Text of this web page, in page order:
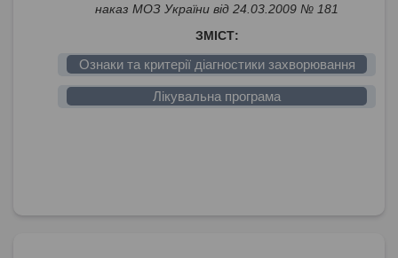
наказ МОЗ України від 24.03.2009 № 181
ЗМІСТ:
Ознаки та критерії діагностики захворювання
Лікувальна програма